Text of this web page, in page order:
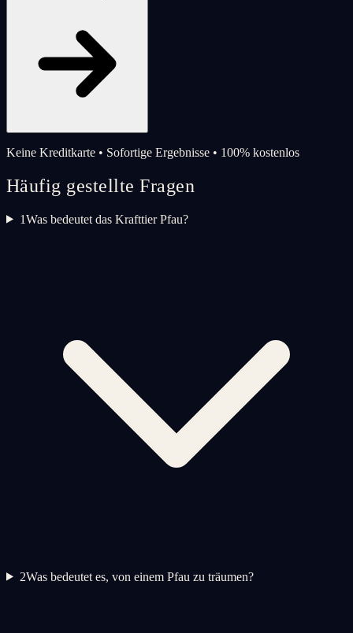
Keine Kreditkarte • Sofortige Ergebnisse • 100% kostenlos
Häufig gestellte Fragen
1Was bedeutet das Krafttier Pfau?
2Was bedeutet es, von einem Pfau zu träumen?